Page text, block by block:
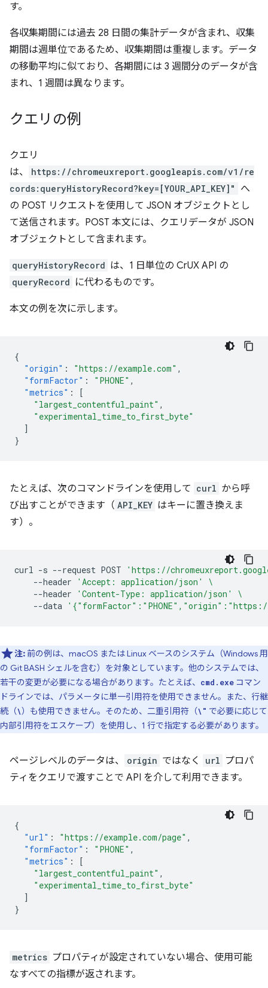
す。
各収集期間には過去 28 日間の集計データが含まれ、収集
期間は週単位であるため、収集期間は重複します。データ
の移動平均に似ており、各期間には 3 週間分のデータが含
まれ、1 週間は異なります。
クエリの例
クエリ
は、
https://chromeuxreport.googleapis.com/v1/re
cords:queryHistoryRecord?key=[YOUR_API_KEY]"
へ
の POST リクエストを使用して JSON オブジェクトとし
て送信されます。POST 本文には、クエリデータが JSON
オブジェクトとして含まれます。
queryHistoryRecord は、1 日単位の CrUX API の
queryRecord に代わるものです。
本文の例を次に示します。
{
"origin" : "https://example.com" ,
"formFactor" : "PHONE" ,
"metrics" :
[
"largest_contentful_paint" ,
"experimental_time_to_first_byte"
]
}
たとえば、次のコマンドラインを使用して curl から呼
び出すことができます（ API_KEY はキーに置き換えま
す）。
curl -s --request POST
'https://
--header
'Accept: application/json'
\
--header
'Content-Type: application/json'
\
--data
注: 前の例は、macOS または Linux ベースのシステム（Windows 用
の Git BASH シェルを含む）を対象としています。他のシステムでは、
若干の変更が必要になる場合があります。たとえば、
cmd.exe コマン
ドラインでは、パラメータに単一引用符を使用できません。また、行継
続（\）も使用できません。そのため、二重引用符（\" で必要に応じて
内部引用符をエスケープ）を使用し、1 行で指定する必要があります。
ページレベルのデータは、 origin ではなく url プロパ
ティをクエリで渡すことで API を介して利用できます。
{
"url" : "https://example.com/page" ,
"formFactor" : "PHONE" ,
"metrics" :
[
"largest_contentful_paint" ,
"experimental_time_to_first_byte"
]
}
metrics プロパティが設定されていない場合、使用可能
なすべての指標が返されます。